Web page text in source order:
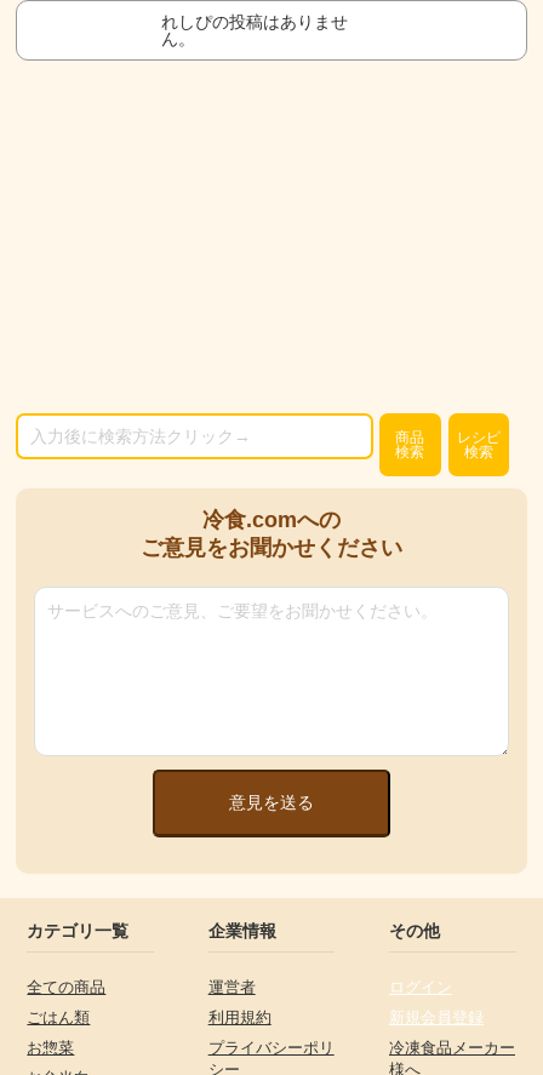
れしぴの投稿はありませ
ん。
商品
検索
レシピ
検索
冷食.comへの
ご意見をお聞かせください
意見を送る
カテゴリ一覧
全ての商品
ごはん類
お惣菜
企業情報
運営者
利用規約
プライバシーポリ
シー
その他
ログイン
新規会員登録
冷凍食品メーカー
様へ